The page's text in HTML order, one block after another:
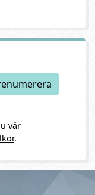
vår
.